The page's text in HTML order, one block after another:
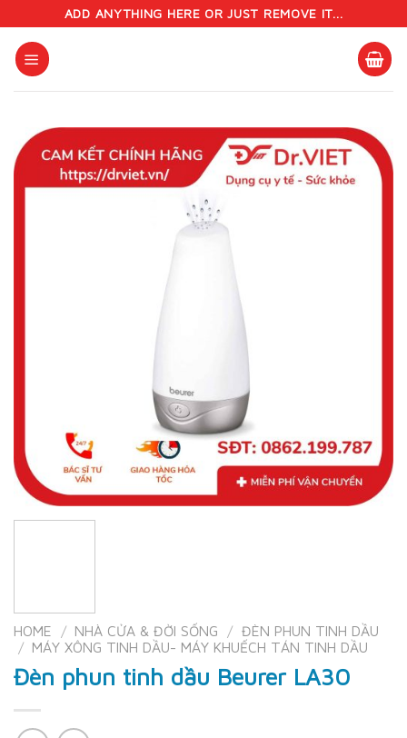
content
ADD ANYTHING HERE OR JUST REMOVE IT...
HOME / NHÀ CỬA & ĐỜI SỐNG / ĐÈN PHUN TINH DẦU
/ MÁY XÔNG TINH DẦU- MÁY KHUẾCH TÁN TINH DẦU
Đèn phun tinh dầu Beurer LA30